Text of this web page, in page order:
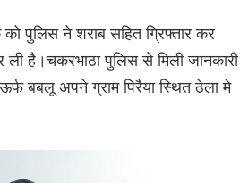
पुलिस ने शराब सहित ग्रिफ्तार कर
है।चकरभाठा पुलिस से मिली जानकारी
बबलू अपने ग्राम पिरैया स्थित ठेला मे